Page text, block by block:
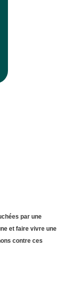
par une
et faire vivre une
contre ces